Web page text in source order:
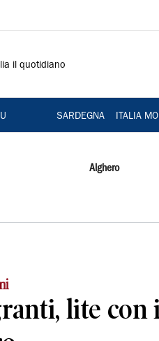
il quotidiano
SARDEGNA ITALIA
Alghero
lite con